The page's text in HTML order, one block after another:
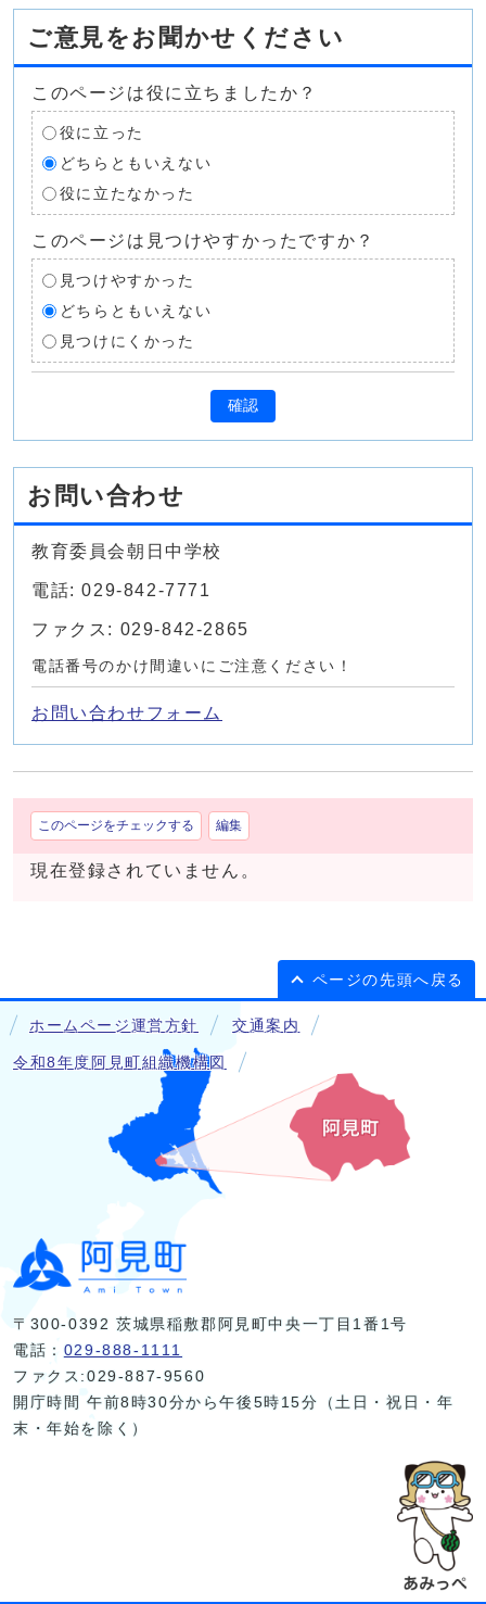
ご意見をお聞かせください
このページは役に立ちましたか？
役に立った
どちらともいえない
役に立たなかった
このページは見つけやすかったですか？
見つけやすかった
どちらともいえない
見つけにくかった
確認
お問い合わせ
教育委員会朝日中学校
電話: 029-842-7771
ファクス: 029-842-2865
電話番号のかけ間違いにご注意ください！
お問い合わせフォーム
このページをチェックする 編集
現在登録されていません。
ページの先頭へ戻る
ホームページ運営方針 交通案内
令和8年度阿見町組織機構図
〒300-0392 茨城県稲敷郡阿見町中央一丁目1番1号
電話： 029-888-1111
ファクス:029-887-9560
開庁時間 午前8時30分から午後5時15分（土日・祝日・年
末・年始を除く）